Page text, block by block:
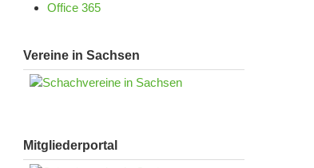
Office 365
Vereine in Sachsen
Mitgliederportal